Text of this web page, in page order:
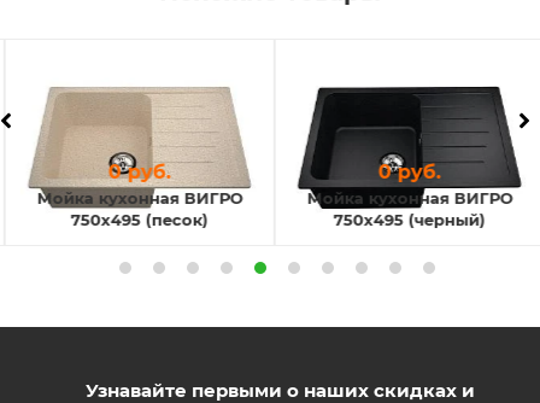
Мойка кухонная ВИГРО
750х495 (песок)
0 руб.
Мойка кухонная ВИГРО
750х495 (черный)
0 руб.
Узнавайте первыми о наших скидках и